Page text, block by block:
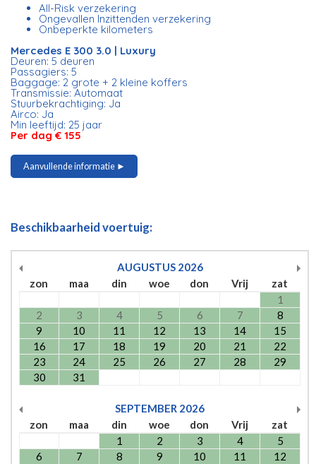
All-Risk verzekering
Ongevallen Inzittenden verzekering
Onbeperkte kilometers
Mercedes E 300 3.0 | Luxury ​
Deuren: 5 deuren
Passagiers: 5
Baggage: 2 grote + 2 kleine koffers
Transmissie: Automaat
Stuurbekrachtiging: Ja
Airco: Ja
Min leeftijd: 25 jaar
Per dag € 155
Aanvullende informatie ►
Beschikbaarheid voertuig:
AUGUSTUS 2026
zon
maa din woe don Vrij
zat
1
2
3 4 5 6 7
8
9
10 11 12 13 14
15
16
17 18 19 20 21
22
23
24 25 26 27 28
29
30
31
SEPTEMBER 2026
zon
maa din woe don Vrij
zat
1
2 3 4
5
6
7 8 9 10 11
12